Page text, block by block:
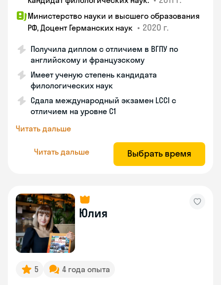
Министерство науки и высшего образования
РФ, Доцент Германских наук • 2020 г.
Получила диплом с отличием в ВГПУ по
английскому и французскому
Имеет ученую степень кандидата
филологических наук
Сдала международный экзамен LCCI с
отличием на уровне C1
Читать дальше
Читать дальше Выбрать время
Юлия
5 4 года опыта